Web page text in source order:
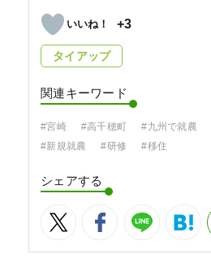
+3
タイアップ
関連キーワード
#宮崎 #高千穂町 #九州で就農
#新規就農
#研修 #移住
シェアする